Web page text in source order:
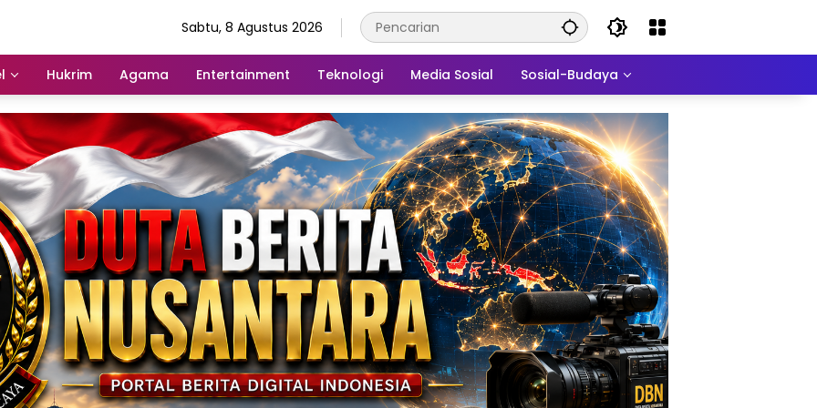
Sabtu, 8 Agustus 2026
Hukrim Agama Entertainment Teknologi Media Sosial Sosial-Budaya